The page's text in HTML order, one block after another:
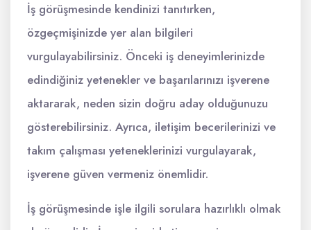
İş görüşmesinde kendinizi tanıtırken,
özgeçmişinizde yer alan bilgileri
vurgulayabilirsiniz. Önceki iş deneyimlerinizde
edindiğiniz yetenekler ve başarılarınızı işverene
aktararak, neden sizin doğru aday olduğunuzu
gösterebilirsiniz. Ayrıca, iletişim becerilerinizi ve
takım çalışması yeteneklerinizi vurgulayarak,
işverene güven vermeniz önemlidir.
İş görüşmesinde işle ilgili sorulara hazırlıklı olmak